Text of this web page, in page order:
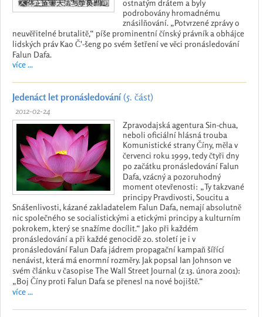
ostnatým drátem a byly
podrobovány hromadnému
znásilňování. „Potvrzené zprávy o
neuvěřitelné brutalitě,“ píše prominentní čínský právník a obhájce
lidských práv Kao Č'-šeng po svém šetření ve věci pronásledování
Falun Dafa.
více ...
Jedenáct let pronásledování(5. část)
2012-02-24
Zpravodajská agentura Sin-chua,
neboli oficiální hlásná trouba
Komunistické strany Číny, měla v
červenci roku 1999, tedy čtyři dny
po začátku pronásledování Falun
Dafa, vzácný a pozoruhodný
moment otevřenosti: „Ty takzvané
principy Pravdivosti, Soucitu a
Snášenlivosti, kázané zakladatelem Falun Dafa, nemají absolutně
nic společného se socialistickými a etickými principy a kulturním
pokrokem, který se snažíme docílit.“ Jako při každém
pronásledování a při každé genocidě 20. století je i v
pronásledování Falun Dafa jádrem propagační kampaň šířící
nenávist, která má enormní rozměry. Jak popsal Ian Johnson ve
svém článku v časopise The Wall Street Journal (z 13. února 2001):
„Boj Číny proti Falun Dafa se přenesl na nové bojiště.“
více ...